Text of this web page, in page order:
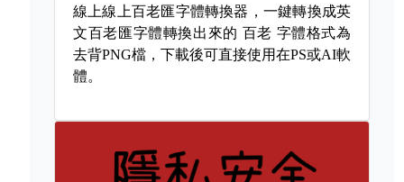
線上線上百老匯字體轉換器，一鍵轉換成英
文百老匯字體轉換出來的 百老 字體格式為
去背PNG檔，下載後可直接使用在PS或AI軟
體。